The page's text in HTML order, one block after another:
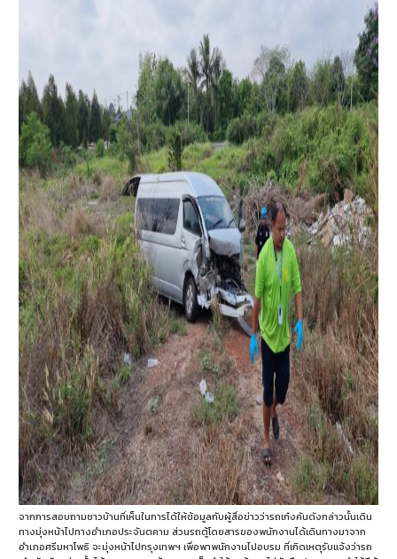
จากการสอบถามชาวบ้านที่เห็นในการได้ให้ข้อมูลกับผู้สื่อข่าวว่ารถเก๋งคันดังกล่าวนั้นเดิน
ทางมุ่งหน้าไปทางอำเภอประจันตคาม ส่วนรถตู้โดยสารของพนักงานได้เดินทางมาจาก
อำเภอศรีมหาโพธิ จะมุ่งหน้าไปกรุงเทพฯ เพื่อพาพนักงานไปอบรม ที่เกิดเหตุรับแจ้งว่ารถ